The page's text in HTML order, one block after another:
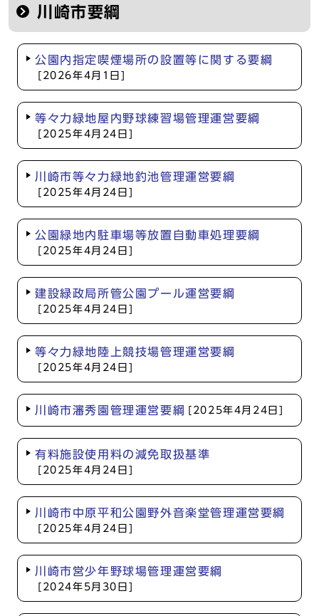
川崎市要綱
公園内指定喫煙場所の設置等に関する要綱
[2026年4月1日]
等々力緑地屋内野球練習場管理運営要綱
[2025年4月24日]
川崎市等々力緑地釣池管理運営要綱
[2025年4月24日]
公園緑地内駐車場等放置自動車処理要綱
[2025年4月24日]
建設緑政局所管公園プール運営要綱
[2025年4月24日]
等々力緑地陸上競技場管理運営要綱
[2025年4月24日]
川崎市瀋秀園管理運営要綱 [2025年4月24日]
有料施設使用料の減免取扱基準
[2025年4月24日]
川崎市中原平和公園野外音楽堂管理運営要綱
[2025年4月24日]
川崎市営少年野球場管理運営要綱
[2024年5月30日]